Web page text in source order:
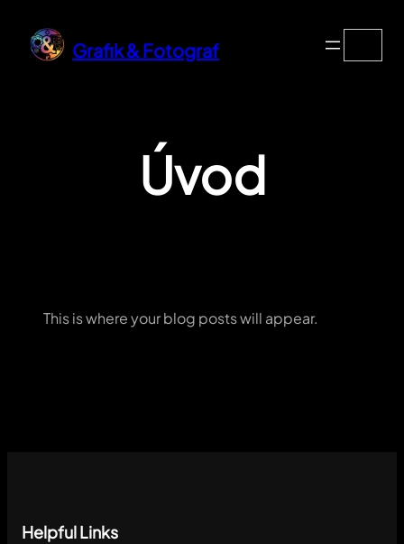
obsah
Grafik & Fotograf
Úvod
This is where your blog posts will appear.
Helpful Links